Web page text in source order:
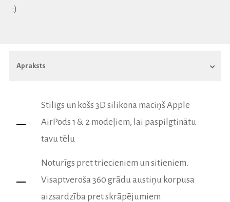
:)
Stilīgs un košs 3D silikona maciņš Apple
AirPods 1 & 2 modeļiem, lai paspilgtinātu
tavu tēlu
Noturīgs pret triecieniem un sitieniem.
Visaptveroša 360 grādu austiņu korpusa
aizsardzība pret skrāpējumiem